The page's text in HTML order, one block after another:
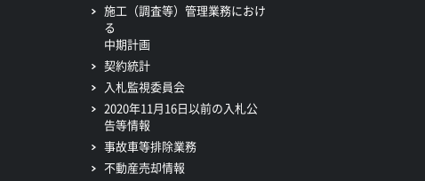
施工（調査等）管理業務におけ
る
中期計画
契約統計
入札監視委員会
2020年11月16日以前の入札公
告等情報
事故車等排除業務
不動産売却情報